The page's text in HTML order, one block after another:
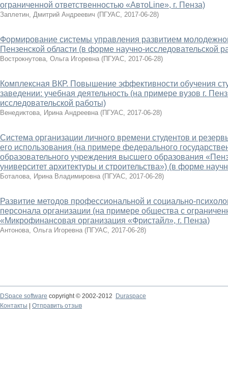
ограниченной ответственностью «АвтоLine», г. Пенза)
Заплетин, Дмитрий Андреевич (ПГУАС, 2017-06-28)
Формирование системы управления развитием
Пензенской области (в форме научно-исследовательской
Вострокнутова, Ольга Игоревна (ПГУАС, 2017-06-28)
Комплексная ВКР. Повышение эффективности обучения
заведении: учебная деятельность (на примере вузов г.
исследовательской работы)
Венедиктова, Ирина Андреевна (ПГУАС, 2017-06-28)
Система организации личного времени студентов и
его использования (на примере федерального
образовательного учреждения высшего образования
университет архитектуры и строительства») (в форме
Боталова, Ирина Владимировна (ПГУАС, 2017-06-28)
Развитие методов профессиональной и социально-
персонала организации (на примере общества с
«Микрофинансовая организация «Фристайл», г. Пенза)
Антонова, Ольга Игоревна (ПГУАС, 2017-06-28)
DSpace software copyright © 2002-2012
Duraspace
Контакты
Отправить отзыв